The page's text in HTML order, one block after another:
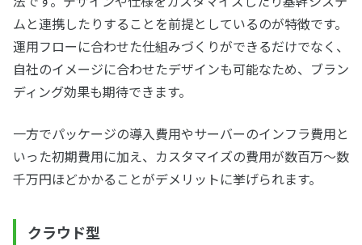
ムと連携したりすることを前提としているのが特徴です。
運用フローに合わせた仕組みづくりができるだけでなく、
自社のイメージに合わせたデザインも可能なため、ブラン
ディング効果も期待できます。
一方でパッケージの導入費用やサーバーのインフラ費用と
いった初期費用に加え、カスタマイズの費用が数百万～数
千万円ほどかかることがデメリットに挙げられます。
クラウド型